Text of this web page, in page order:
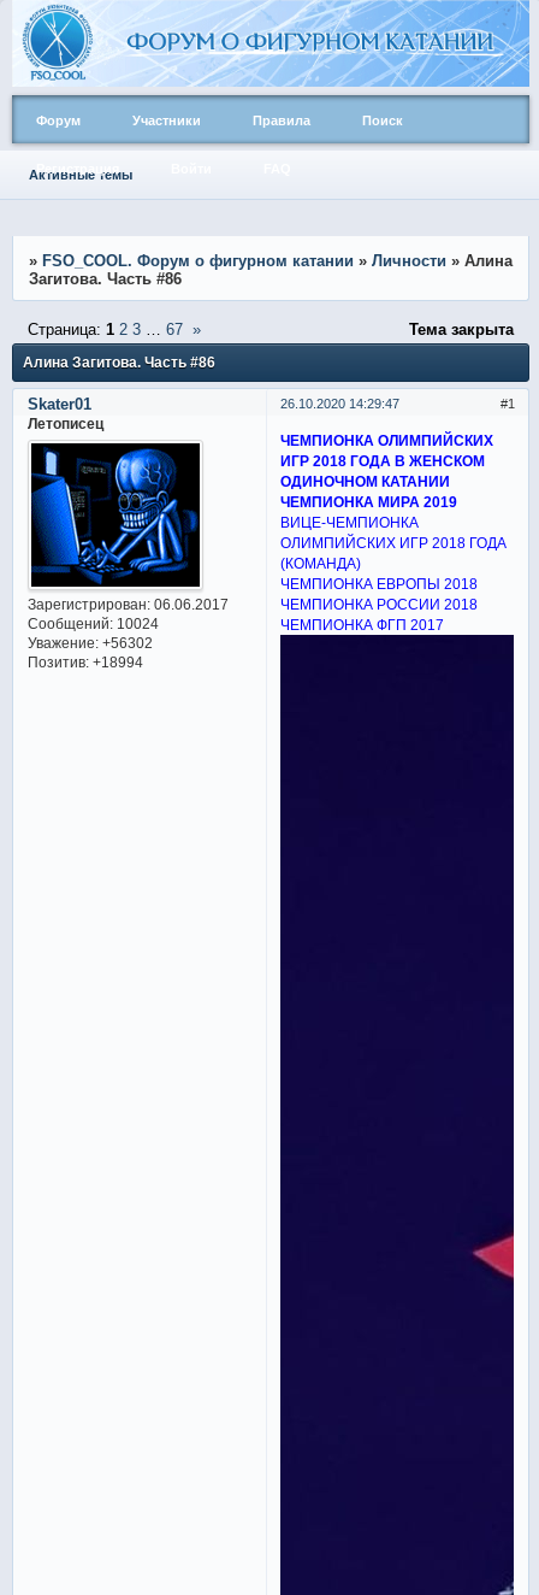
Форум Участники Правила Поиск
Активные темы
» FSO_COOL. Форум о фигурном катании » Личности » Алина
Загитова. Часть #86
Алина Загитова. Часть #86
Страница: 1 2 3 67 » Тема закрыта
1
26.10.2020 14:29:47
Skater01
Летописец
Зарегистрирован: 06.06.2017
Сообщений:10024
Уважение: +56302
Позитив: +18994
ЧЕМПИОНКА ОЛИМПИЙСКИХ
ИГР 2018 ГОДА В ЖЕНСКОМ
ОДИНОЧНОМ КАТАНИИ
ЧЕМПИОНКА МИРА 2019
ВИЦЕ-ЧЕМПИОНКА
ОЛИМПИЙСКИХ ИГР 2018 ГОДА
(КОМАНДА)
ЧЕМПИОНКА ЕВРОПЫ 2018
ЧЕМПИОНКА РОССИИ 2018
ЧЕМПИОНКА ФГП 2017